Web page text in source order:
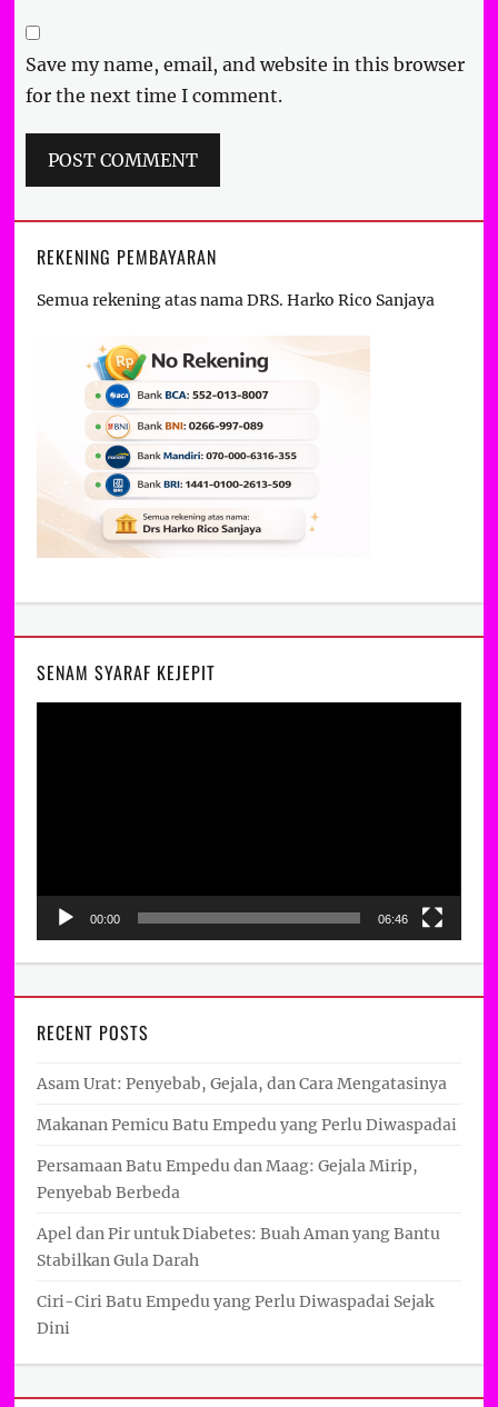
Save my name, email, and website in this browser
for the next time I comment.
REKENING PEMBAYARAN
Semua rekening atas nama DRS. Harko Rico Sanjaya
SENAM SYARAF KEJEPIT
00:00 06:46
RECENT POSTS
Asam Urat: Penyebab, Gejala, dan Cara Mengatasinya
Makanan Pemicu Batu Empedu yang Perlu Diwaspadai
Persamaan Batu Empedu dan Maag: Gejala Mirip,
Penyebab Berbeda
Apel dan Pir untuk Diabetes: Buah Aman yang Bantu
Stabilkan Gula Darah
Ciri-Ciri Batu Empedu yang Perlu Diwaspadai Sejak
Dini